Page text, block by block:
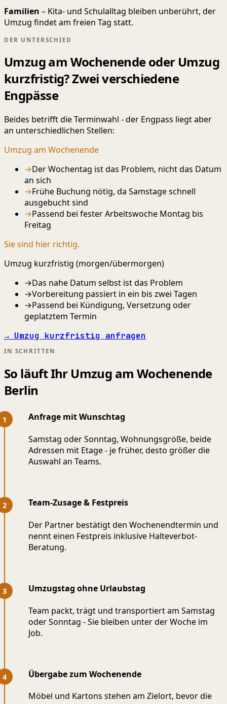
Familien – Kita- und Schulalltag bleiben unberührt, der
Umzug findet am freien Tag statt.
DER UNTERSCHIED
Umzug am Wochenende oder Umzug
kurzfristig? Zwei verschiedene
Engpässe
Beides betrifft die Terminwahl - der Engpass liegt aber
an unterschiedlichen Stellen:
Umzug am Wochenende
→Der Wochentag ist das Problem, nicht das Datum
an sich
→Frühe Buchung nötig, da Samstage schnell
ausgebucht sind
→Passend bei fester Arbeitswoche Montag bis
Freitag
Sie sind hier richtig.
Umzug kurzfristig (morgen/übermorgen)
→Das nahe Datum selbst ist das Problem
→Vorbereitung passiert in ein bis zwei Tagen
→Passend bei Kündigung, Versetzung oder
geplatztem Termin
→ Umzug kurzfristig anfragen
IN SCHRITTEN
So läuft Ihr Umzug am Wochenende
Berlin
Anfrage mit Wunschtag
Samstag oder Sonntag, Wohnungsgröße, beide
Adressen mit Etage - je früher, desto größer die
Auswahl an Teams.
Team-Zusage & Festpreis
Der Partner bestätigt den Wochenendtermin und
nennt einen Festpreis inklusive Halteverbot-
Beratung.
Umzugstag ohne Urlaubstag
Team packt, trägt und transportiert am Samstag
oder Sonntag - Sie bleiben unter der Woche im
Job.
Übergabe zum Wochenende
Möbel und Kartons stehen am Zielort, bevor die